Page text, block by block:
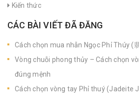
Kiến thức
CÁC BÀI VIẾT ĐÃ ĐĂNG
Cách chọn mua nhẫn Ngọc Phỉ Thúy (翡
Vòng chuỗi phong thủy – Cách chọn
đúng mệnh
Cách chọn vòng tay Phỉ thuý (Jadeite